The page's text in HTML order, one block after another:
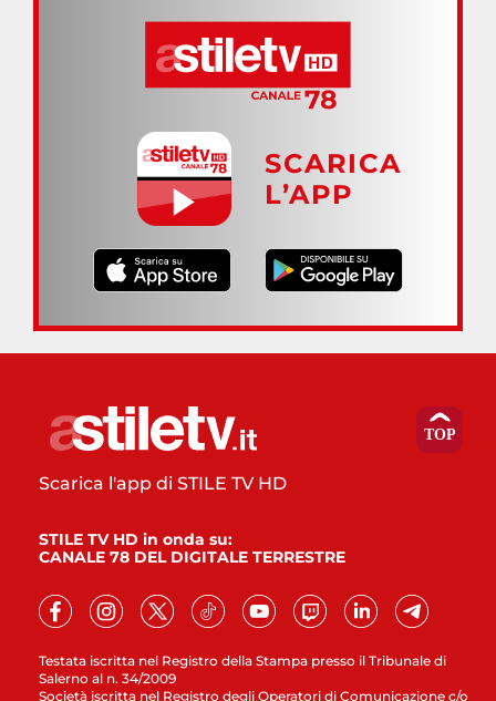
SCARICA
L’APP
Testata iscritta nel Registro della Stampa presso il Tribunale di
Salerno al n. 34/2009
Società iscritta nel Registro degli Operatori di Comunicazione c/o
Scarica l'app di STILE TV HD
STILE TV HD in onda su:
CANALE 78 DEL DIGITALE TERRESTRE